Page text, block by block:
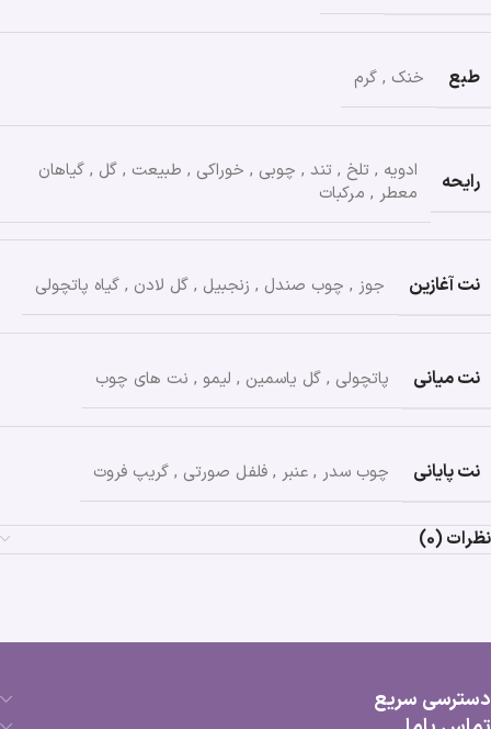
طبع خنک , گرم
رایحه ادویه , تلخ , تند , چوبی , خوراکی , طبیعت , گل , گیاهان
معطر , مرکبات
نت آغازین جوز , چوب صندل , زنجبیل , گل لادن , گیاه پاتچولی
نت میانی پاتچولی , گل یاسمین , لیمو , نت های چوب
نت پایانی چوب سدر , عنبر , فلفل صورتی , گریپ فروت
نظرات (0)
دسترسی سریع